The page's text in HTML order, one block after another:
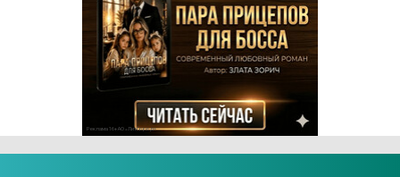
Реклама 16+ АО «ЛитГород»